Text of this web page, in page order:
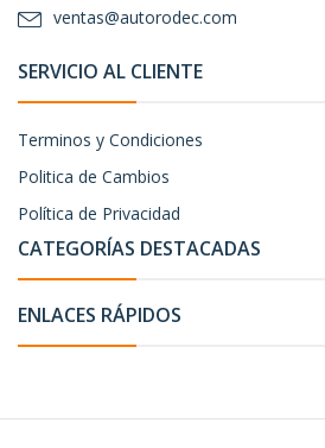
ventas@autorodec.com
SERVICIO AL CLIENTE
Terminos y Condiciones
Politica de Cambios
Política de Privacidad
CATEGORÍAS DESTACADAS
ENLACES RÁPIDOS